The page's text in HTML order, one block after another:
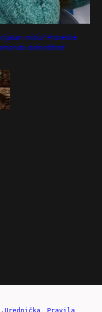
miris? Proverite
deterdžent
Urednička Pravila